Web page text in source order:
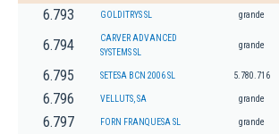
6.793 GOLDITRYS SL grande
6.794
CARVER ADVANCED
SYSTEMS SL
grande
6.795 SETESA BCN 2006 SL 5.780.716
6.796 VELLUTS, SA grande
6.797 FORN FRANQUESA SL grande